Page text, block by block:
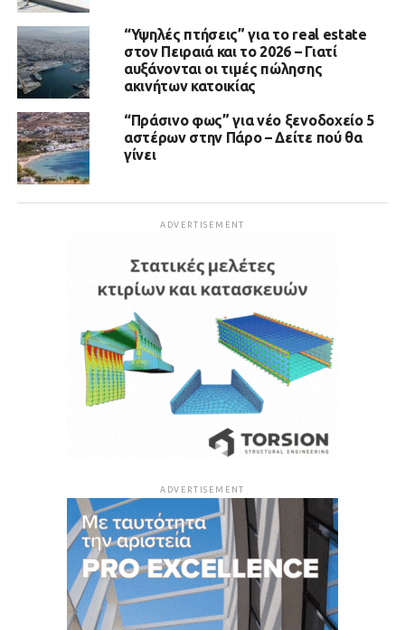
“Υψηλές πτήσεις” για το real estate
στον Πειραιά και το 2026 – Γιατί
αυξάνονται οι τιμές πώλησης
ακινήτων κατοικίας
“Πράσινο φως” για νέο ξενοδοχείο 5
αστέρων στην Πάρο – Δείτε πού θα
γίνει
ADVERTISEMENT
ADVERTISEMENT